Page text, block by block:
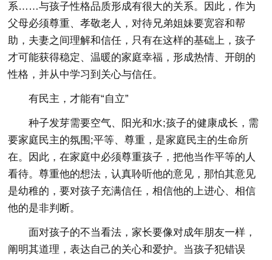
系……与孩子性格品质形成有很大的关系。因此，作为
父母必须尊重、孝敬老人，对待兄弟姐妹要宽容和帮
助，夫妻之间理解和信任，只有在这样的基础上，孩子
才可能获得稳定、温暖的家庭幸福，形成热情、开朗的
性格，并从中学习到关心与信任。
有民主，才能有“自立”
种子发芽需要空气、阳光和水;孩子的健康成长，需
要家庭民主的氛围;平等、尊重，是家庭民主的生命所
在。因此，在家庭中必须尊重孩子，把他当作平等的人
看待。尊重他的想法，认真聆听他的意见，那怕其意见
是幼稚的，要对孩子充满信任，相信他的上进心、相信
他的是非判断。
面对孩子的不当看法，家长要像对成年朋友一样，
阐明其道理，表达自己的关心和爱护。当孩子犯错误